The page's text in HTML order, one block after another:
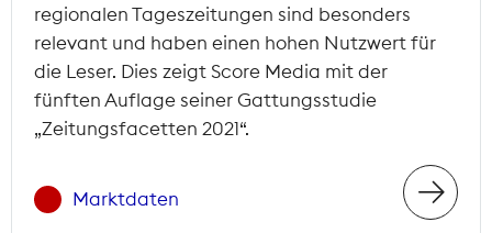
regionalen Tageszeitungen sind besonders
relevant und haben einen hohen Nutzwert für
die Leser. Dies zeigt Score Media mit der
fünften Auflage seiner Gattungsstudie
„Zeitungsfacetten 2021“.
Marktdaten